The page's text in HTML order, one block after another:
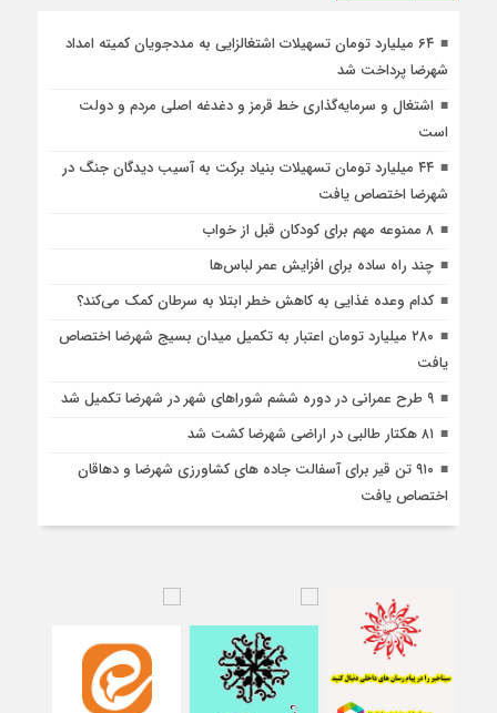
۶۴ میلیارد تومان تسهیلات اشتغالزایی به مددجویان کمیته امداد
شهرضا پرداخت شد
اشتغال و سرمایه‌گذاری خط قرمز و دغدغه اصلی مردم و دولت
است
۴۴ میلیارد تومان تسهیلات بنیاد برکت به آسیب دیدگان جنگ در
شهرضا اختصاص یافت
۸ ممنوعه مهم برای کودکان قبل از خواب
چند راه ساده برای افزایش عمر لباس‌ها
کدام وعده غذایی به کاهش خطر ابتلا به سرطان کمک می‌کند؟
۲۸۰ میلیارد تومان اعتبار به تکمیل میدان بسیج شهرضا اختصاص
یافت
۹ طرح عمرانی در دوره ششم شوراهای شهر در شهرضا تکمیل شد
۸۱ هکتار طالبی در اراضی شهرضا کشت شد
۹۱۰ تن قیر برای آسفالت جاده های کشاورزی شهرضا و دهاقان
اختصاص یافت